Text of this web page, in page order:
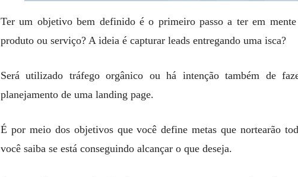
Ter um objetivo bem definido é o primeiro passo a ter em
produto ou serviço? A ideia é capturar leads entregando uma isca?
Será utilizado tráfego orgânico ou há intenção também de
planejamento de uma landing page.
É por meio dos objetivos que você define metas que nortearão
você saiba se está conseguindo alcançar o que deseja.